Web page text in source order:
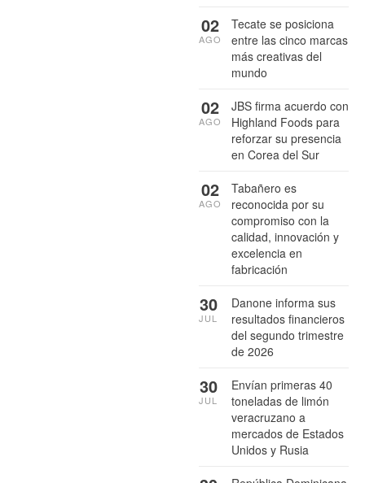
Tecate se posiciona
entre las cinco marcas
más creativas del
mundo
02
AGO
JBS firma acuerdo con
Highland Foods para
reforzar su presencia
en Corea del Sur
02
AGO
Tabañero es
reconocida por su
compromiso con la
calidad, innovación y
excelencia en
fabricación
02
AGO
Danone informa sus
resultados financieros
del segundo trimestre
de 2026
30
JUL
Envían primeras 40
toneladas de limón
veracruzano a
mercados de Estados
Unidos y Rusia
30
JUL